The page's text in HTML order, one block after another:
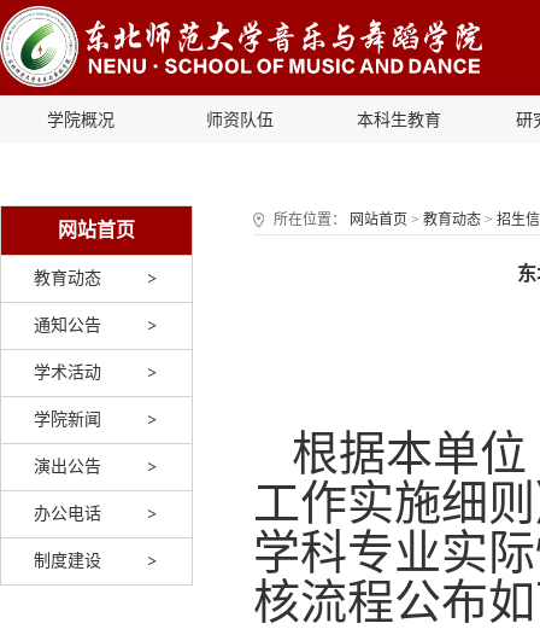
学院概况 师资队伍 本科生教育 研
网站首页
教育动态
通知公告
学术活动
学院新闻
演出公告
办公电话
制度建设
所在位置： 网站首页 > 教育动态 > 招生
根据本单位
工作实施细
学科专业实
核流程公布